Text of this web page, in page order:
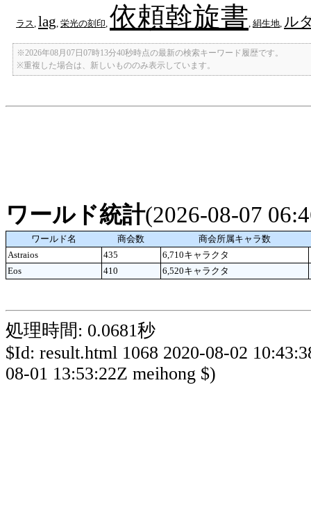
ラス lag 栄光の刻印 依頼斡旋書 絹生地 ル
※2026年08月07日07時13分40秒時点の最新の検索キーワード履歴です。
※重複した場合は、新しいもののみ表示しています。
ワールド統計(2026-08-07
ワールド名 商会数
商会所属キャラ数
Astraios
435 6,710キャラクタ
Eos
410 6,520キャラクタ
処理時間: 0.0681秒
$Id: result.html 1068 2020-08-02
08-01 13:53:22Z meihong $)